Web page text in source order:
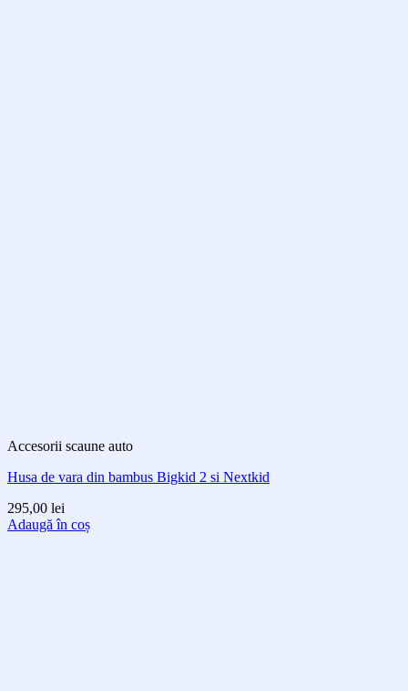
Accesorii scaune auto
Husa de vara din bambus Bigkid 2 si Nextkid
295,00 lei
Adaugă în coș